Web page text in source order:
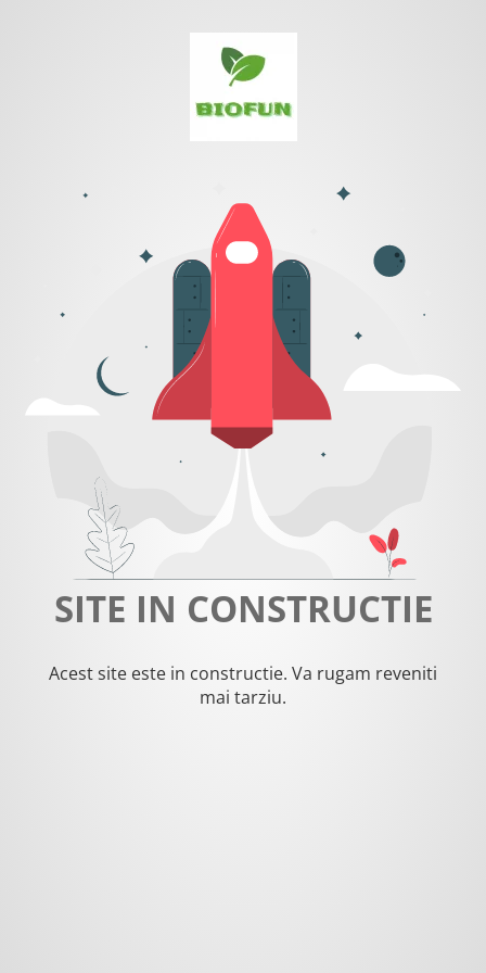
SITE IN CONSTRUCTIE
Acest site este in constructie. Va rugam reveniti
mai tarziu.